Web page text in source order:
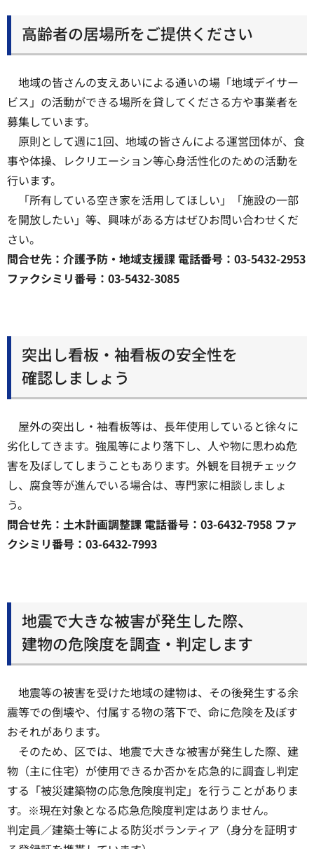
高齢者の居場所をご提供ください
地域の皆さんの支えあいによる通いの場「地域デイサー
ビス」の活動ができる場所を貸してくださる方や事業者を
募集しています。
原則として週に1回、地域の皆さんによる運営団体が、食
事や体操、レクリエーション等心身活性化のための活動を
行います。
「所有している空き家を活用してほしい」「施設の一部
を開放したい」等、興味がある方はぜひお問い合わせくだ
さい。
問合せ先：介護予防・地域支援課 電話番号：03-5432-2953
ファクシミリ番号：03-5432-3085
突出し看板・袖看板の安全性を
確認しましょう
屋外の突出し・袖看板等は、長年使用していると徐々に
劣化してきます。強風等により落下し、人や物に思わぬ危
害を及ぼしてしまうこともあります。外観を目視チェック
し、腐食等が進んでいる場合は、専門家に相談しましょ
う。
問合せ先：土木計画調整課 電話番号：03-6432-7958 ファ
クシミリ番号：03-6432-7993
地震で大きな被害が発生した際、
建物の危険度を調査・判定します
地震等の被害を受けた地域の建物は、その後発生する余
震等での倒壊や、付属する物の落下で、命に危険を及ぼす
おそれがあります。
そのため、区では、地震で大きな被害が発生した際、建
物（主に住宅）が使用できるか否かを応急的に調査し判定
する「被災建築物の応急危険度判定」を行うことがありま
す。※現在対象となる応急危険度判定はありません。
判定員／建築士等による防災ボランティア（身分を証明す